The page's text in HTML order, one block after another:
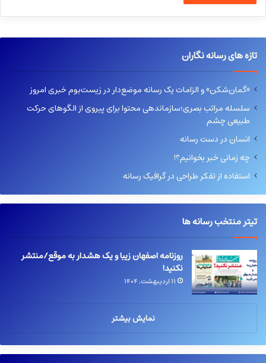
تازه های رسانه نگاران
«گمان‌شکن» و الزامات یک رسانه موضع‌دار در زیست‌بوم خبری امروز
سلسله مراتب بصری؛سازماندهی محتوا برای پیروی از الگوهای حرکت
طبیعی چشم
انسان در دست رسانه
چه زمانی خبر بخوانیم؟!
استفاده از تفکر طراحی در گرافیک رسانه
تیتر منتخب رسانه ها
روزنامه اصفهان زیبا و یک هشدار به موقع/منتشر
نکنید!
۱۱ اردیبهشت, ۱۴۰۴
نمایش بیشتر